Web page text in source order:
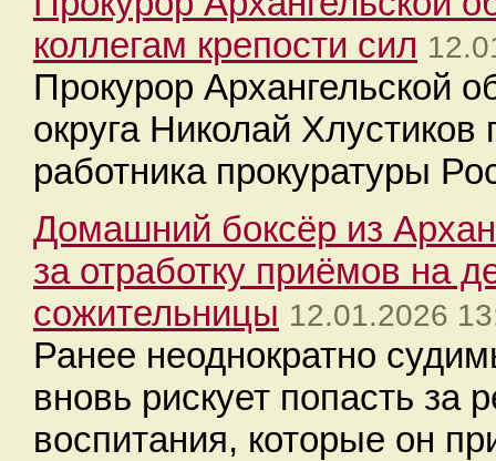
коллегам крепости сил
Прокурор Архангельской
округа Николай
работника прокуратуры
Домашний боксёр из
за отработку приёмов на
сожительницы 12.01.2026
Ранее неоднократно
вновь рискует попасть за
воспитания, которые он